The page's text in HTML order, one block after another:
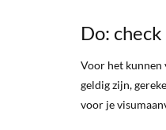
Do:
Voor het kunnen
geldig zijn,
voor je